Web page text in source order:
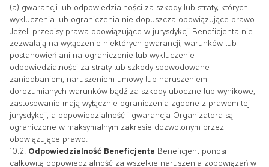
(a) gwarancji lub odpowiedzialności za szkody lub straty, których
wykluczenia lub ograniczenia nie dopuszcza obowiązujące prawo.
Jeżeli przepisy prawa obowiązujące w jurysdykcji Beneficjenta nie
zezwalają na wyłączenie niektórych gwarancji, warunków lub
postanowień ani na ograniczenie lub wykluczenie
odpowiedzialności za straty lub szkody spowodowane
zaniedbaniem, naruszeniem umowy lub naruszeniem
dorozumianych warunków bądź za szkody uboczne lub wynikowe,
zastosowanie mają wyłącznie ograniczenia zgodne z prawem tej
jurysdykcji, a odpowiedzialność i gwarancja Organizatora są
ograniczone w maksymalnym zakresie dozwolonym przez
obowiązujące prawo.
10.2. Odpowiedzialność Beneficjenta Beneficjent ponosi
całkowitą odpowiedzialność za wszelkie naruszenia zobowiązań w